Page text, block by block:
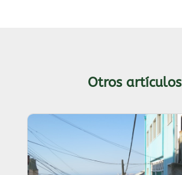
Otros artículos